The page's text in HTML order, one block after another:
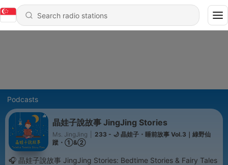
Podcasts
晶娃子說故事 JingJing Stories
Ms. JingJing
233 - 🌙 晶娃子・睡前故事 Vol.3｜綠野仙
蹤・①&②
🎧 晶娃子說故事 JingJing Stories: Bedtime Stories & Fairy Tales